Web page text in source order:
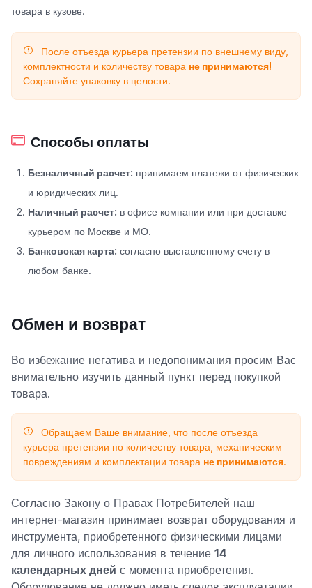
товара в кузове.
После отъезда курьера претензии по внешнему виду,
комплектности и количеству товара не принимаются!
Сохраняйте упаковку в целости.
Способы оплаты
Безналичный расчет: принимаем платежи от физических
и юридических лиц.
Наличный расчет: в офисе компании или при доставке
курьером по Москве и МО.
Банковская карта: согласно выставленному счету в
любом банке.
Обмен и возврат
Во избежание негатива и недопонимания просим Вас
внимательно изучить данный пункт перед покупкой
товара.
Обращаем Ваше внимание, что после отъезда
курьера претензии по количеству товара, механическим
повреждениям и комплектации товара не принимаются.
Согласно Закону о Правах Потребителей наш
интернет-магазин принимает возврат оборудования и
инструмента, приобретенного физическими лицами
для личного использования в течение 14
календарных дней с момента приобретения.